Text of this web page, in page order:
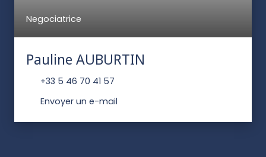
Negociatrice
Pauline AUBURTIN
+33 5 46 70 41 57
Envoyer un e-mail